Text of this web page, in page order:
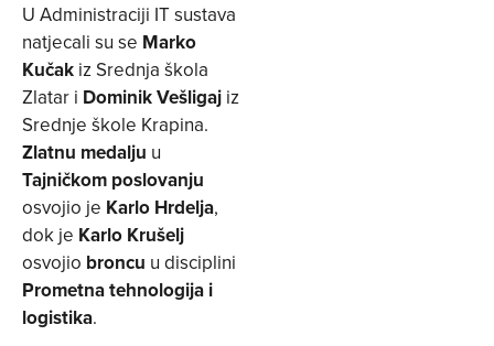
U Administraciji IT sustava
natjecali su se Marko
Kučak iz Srednja škola
Zlatar i Dominik Vešligaj iz
Srednje škole Krapina.
Zlatnu medalju u
Tajničkom poslovanju
osvojio je Karlo Hrdelja,
dok je Karlo Krušelj
osvojio broncu u disciplini
Prometna tehnologija i
logistika.